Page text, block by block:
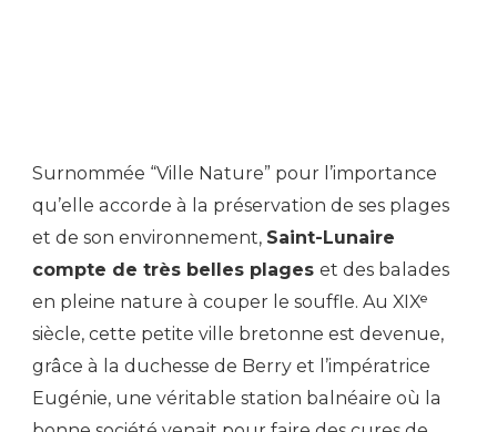
Surnommée “Ville Nature” pour l’importance
qu’elle accorde à la préservation de ses plages
et de son environnement, Saint-Lunaire
compte de très belles plages et des balades
en pleine nature à couper le souffle. Au XIXᵉ
siècle, cette petite ville bretonne est devenue,
grâce à la duchesse de Berry et l’impératrice
Eugénie, une véritable station balnéaire où la